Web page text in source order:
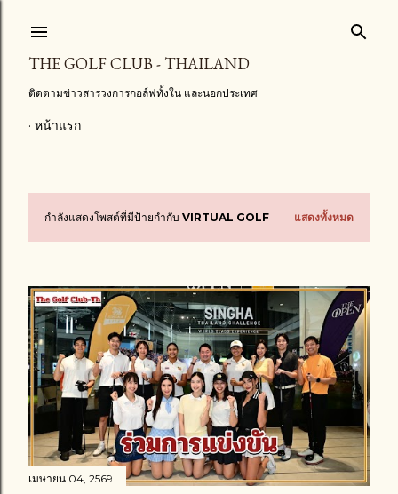
THE GOLF CLUB - THAILAND
ติดตามข่าวสารวงการกอล์ฟทั้งใน และนอกประเทศ
หน้าแรก
บ
ท
ค
ว
า
ม
กำลังแสดงโพสต์ที่มีป้ายกำกับ VIRTUAL GOLF แสดงทั้งหมด
เมษายน 04, 2569